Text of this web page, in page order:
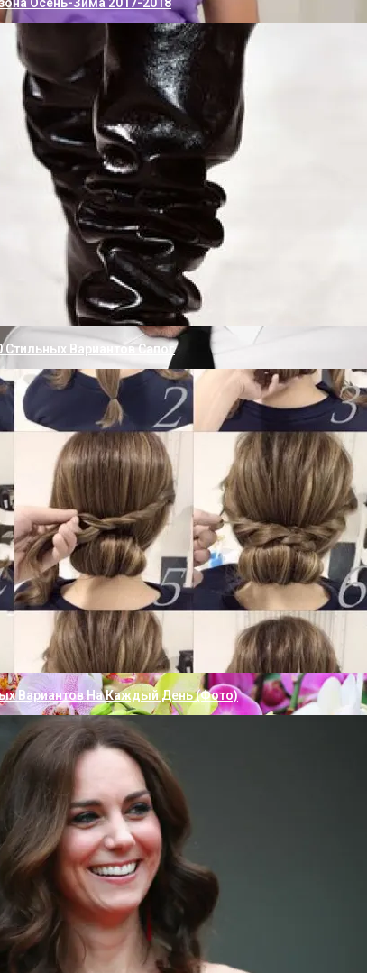
Пью Утром, А Вечером Готова Расцеловать Свои Весы
Воду Дважды
Ногтям На Руках, О Которых Вы Не Догадывались
3 Лучших Способа
Пятно: 10 Простых И Эффективных Способов
Вариантов Сапог
Вариантов На Каждый День (фото)
эмоция отражается на лице. Другие –
которые хотят. А вы знаете, как по лицу
«с головой». Если приглядеться, обратить
хорошо знаком. Изменение привычного
поскорее произнести неприятную
делают между ними длинные паузы, будто
тонким, сорваться на фальцет; стать хриплым,
в глаза собеседнику – отводит взгляд,
случаях врун смотрит на собеседника очень
говорящий неправду, может улыбаться или
начинает более внимательно
вызывает повышенное потоотделение,
или становятся чрезвычайно бледными.
лоб. В случаях сильного напряжения
характерные жесты. К ним относятся потирание